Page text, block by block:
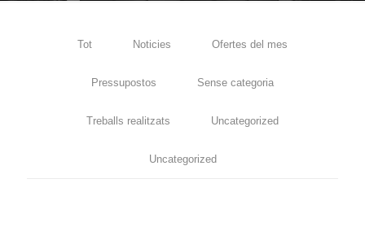
Tot Noticies Ofertes del mes
Pressupostos Sense categoria
Treballs realitzats Uncategorized
Uncategorized